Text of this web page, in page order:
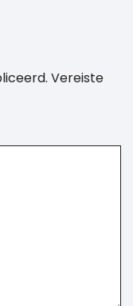
Vereiste